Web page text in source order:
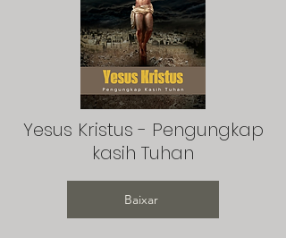
Yesus Kristus - Pengungkap
kasih Tuhan
Baixar